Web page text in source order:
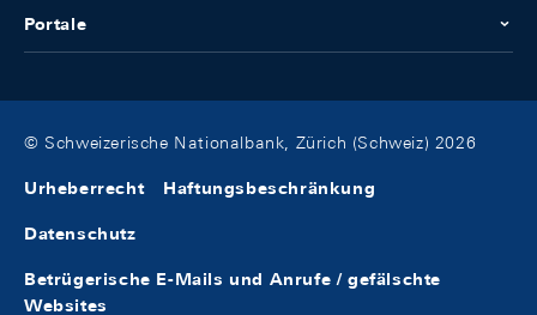
Portale
© Schweizerische Nationalbank, Zürich (Schweiz) 2026
Urheberrecht Haftungsbeschränkung
Datenschutz
Betrügerische E-Mails und Anrufe / gefälschte
Websites